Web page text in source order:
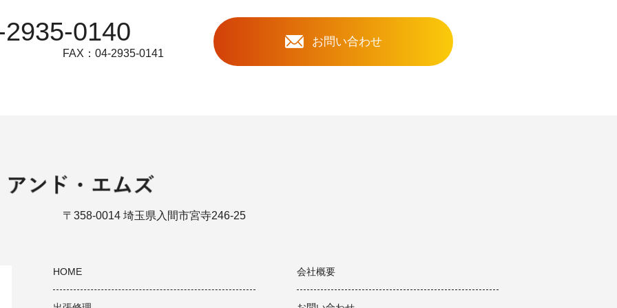
0140
FAX：04-2935-0141
お問い合わせ
〒358-0014 埼玉県入間市宮寺246-25
HOME 会社概要